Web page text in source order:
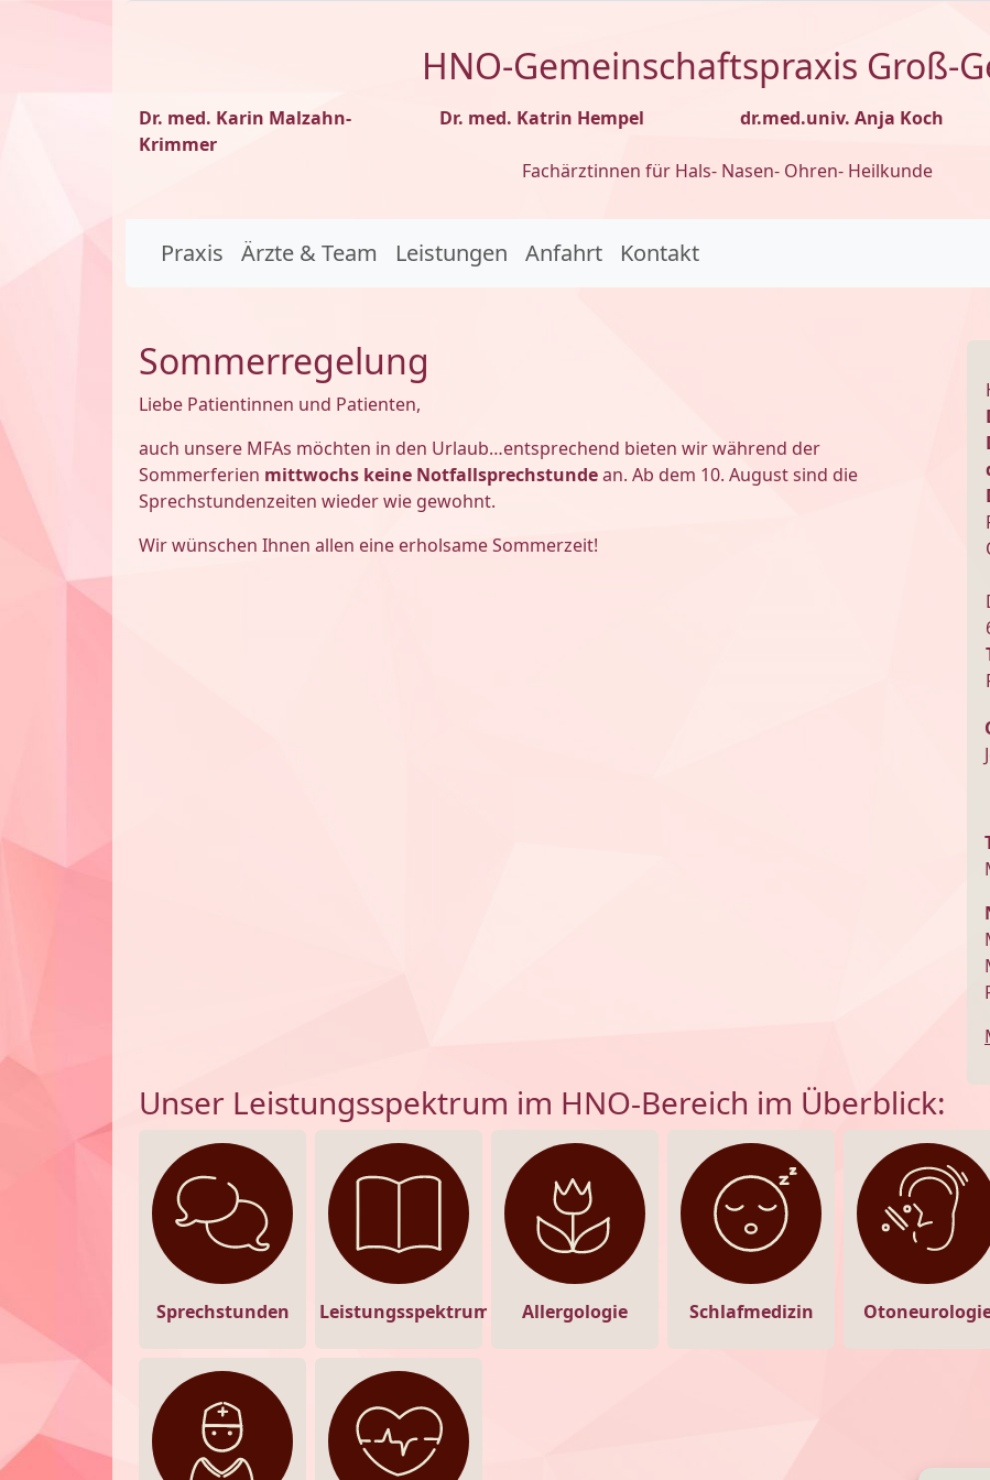
HNO-Gemeinschaftspraxis Groß-
Dr. med. Karin Malzahn-
Krimmer
Dr. med. Katrin Hempel dr.med.univ. Anja Koch
Fachärztinnen für Hals- Nasen- Ohren- Heilkunde
Praxis Ärzte & Team Leistungen Anfahrt Kontakt
Sommerregelung
Liebe Patientinnen und Patienten,
auch unsere MFAs möchten in den Urlaub…entsprechend bieten wir während der
Sommerferien mittwochs keine Notfallsprechstundean. Ab dem 10. August sind die
Sprechstundenzeiten wieder wie gewohnt.
Wir wünschen Ihnen allen eine erholsame Sommerzeit!
Unser Leistungsspektrum im HNO-Bereich im Überblick:
Sprechstunden Leistungsspektrum Allergologie Schlafmedizin